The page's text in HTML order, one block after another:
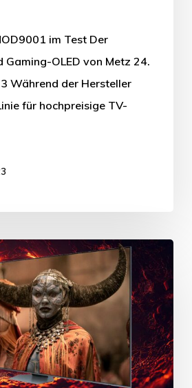
im Test Der
Gaming-OLED von Metz 24.
Während der Hersteller
für hochpreisige TV-